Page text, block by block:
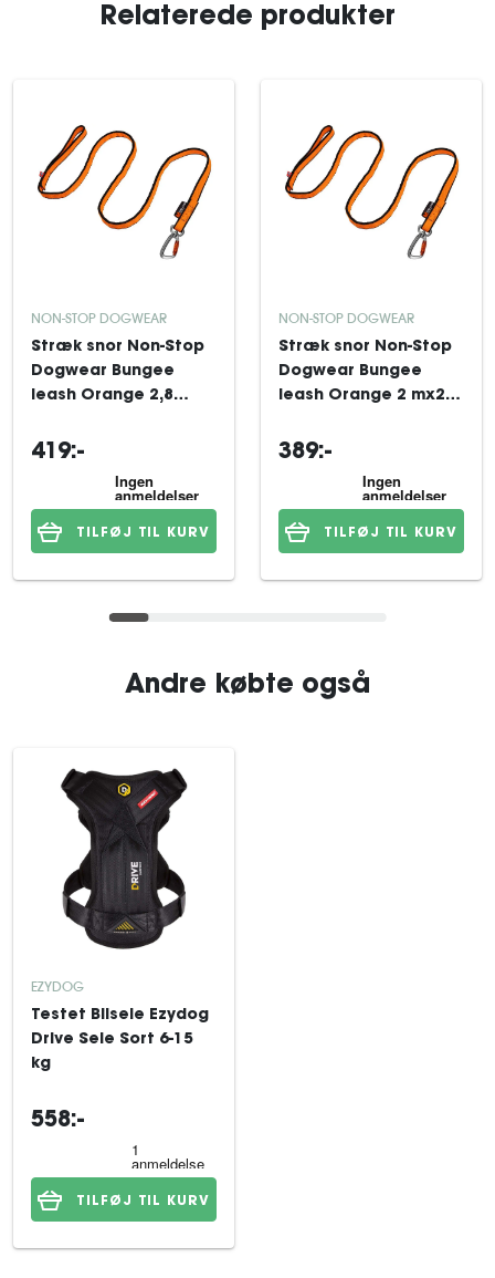
Relaterede produkter
NON-STOP DOGWEAR
Stræk snor Non-Stop
Dogwear Bungee
leash Orange 2,8
419:-
TILFØJ TIL KURV
NON-STOP DOGWEAR
Stræk snor Non-Stop
Dogwear Bungee
leash Orange 2 mx23
389:-
TILFØJ TIL KURV
Andre købte også
EZYDOG
Testet Bilsele Ezydog
Drive Sele Sort 6-15
kg
558:-
TILFØJ TIL KURV